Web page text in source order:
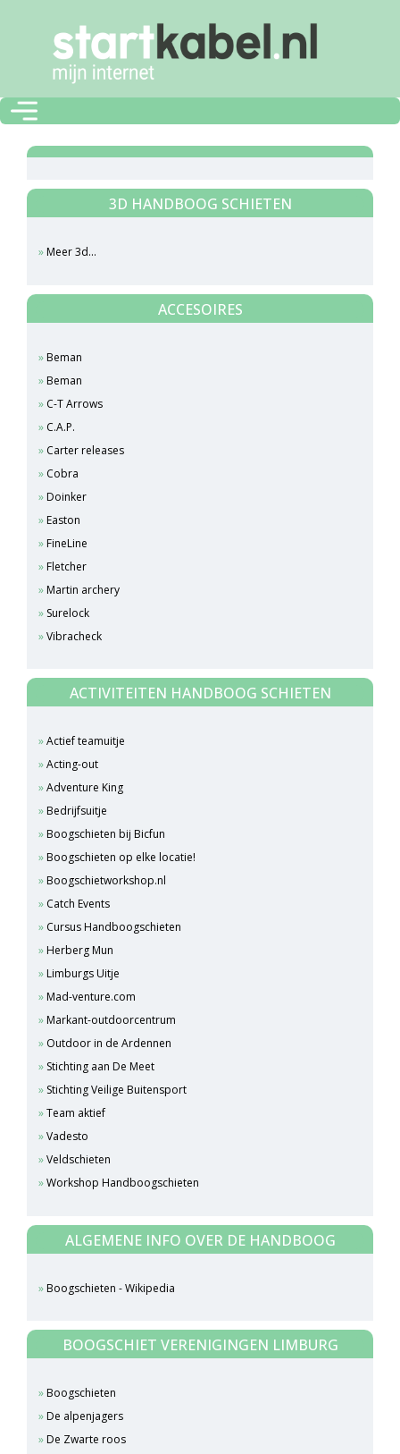
3D HANDBOOG SCHIETEN
Meer 3d...
ACCESOIRES
Beman
Beman
C-T Arrows
C.A.P.
Carter releases
Cobra
Doinker
Easton
FineLine
Fletcher
Martin archery
Surelock
Vibracheck
ACTIVITEITEN HANDBOOG SCHIETEN
Actief teamuitje
Acting-out
Adventure King
Bedrijfsuitje
Boogschieten bij Bicfun
Boogschieten op elke locatie!
Boogschietworkshop.nl
Catch Events
Cursus Handboogschieten
Herberg Mun
Limburgs Uitje
Mad-venture.com
Markant-outdoorcentrum
Outdoor in de Ardennen
Stichting aan De Meet
Stichting Veilige Buitensport
Team aktief
Vadesto
Veldschieten
Workshop Handboogschieten
ALGEMENE INFO OVER DE HANDBOOG
Boogschieten - Wikipedia
BOOGSCHIET VERENIGINGEN LIMBURG
Boogschieten
De alpenjagers
De Zwarte roos